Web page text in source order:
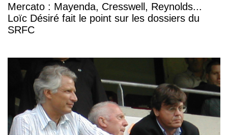
Mercato : Mayenda, Cresswell, Reynolds...
Loïc Désiré fait le point sur les dossiers du
SRFC